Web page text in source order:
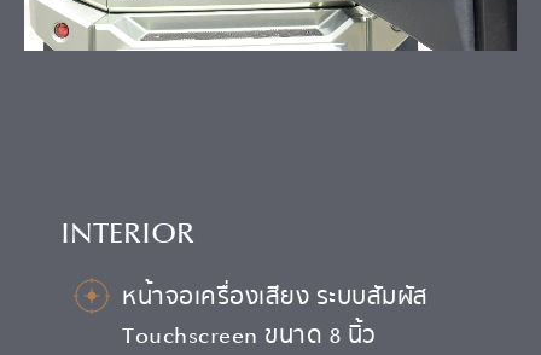
INTERIOR
หน้าจอเครื่องเสียง ระบบสัมผัส
Touchscreen ขนาด 8 นิ้ว